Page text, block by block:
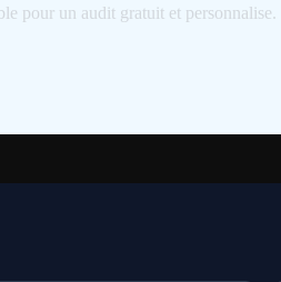
pour un audit gratuit et personnalise.